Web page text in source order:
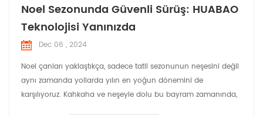
Noel Sezonunda Güvenli Sürüş: HUABAO
Teknolojisi Yanınızda
Dec 06 , 2024
Noel çanları yaklaştıkça, sadece tatil sezonunun neşesini değil
aynı zamanda yollarda yılın en yoğun dönemini de
karşılıyoruz. Kahkaha ve neşeyle dolu bu bayram zamanında,